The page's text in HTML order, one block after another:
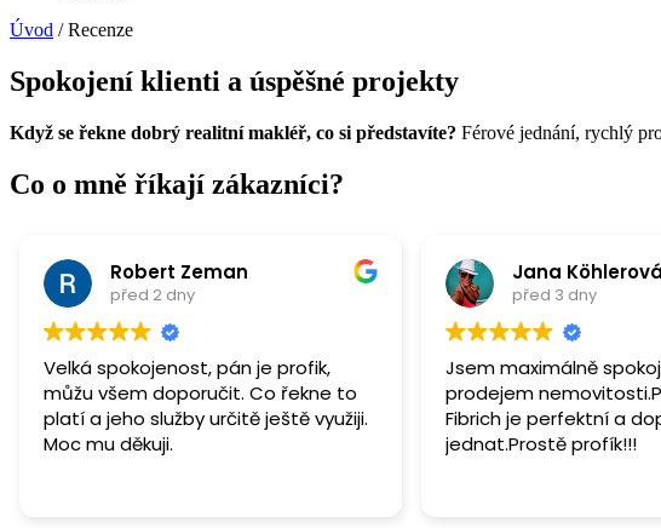
Úvod / Recenze
Spokojení klienti a úspěšné projekty
Když se řekne dobrý realitní makléř, co si představíte? Férové jednání, rychlý
Co o mně říkají zákazníci?
Robert Zeman
před 2 dny
Velká spokojenost, pán je profik,
můžu všem doporučit. Co řekne to
platí a jeho služby určitě ještě využiji.
Moc mu děkuji.
Jana Köhlerová
před 3 dny
Jsem maximálně
prodejem
Fibrich je perfektní a
jednat.Prostě profík!!!